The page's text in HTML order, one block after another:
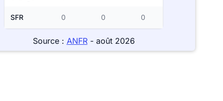
SFR 0 0 0
Source : ANFR- août 2026